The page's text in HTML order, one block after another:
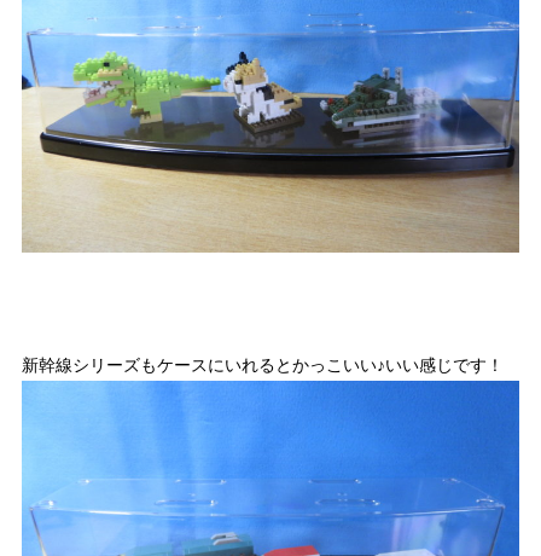
新幹線シリーズもケースにいれるとかっこいい♪いい感じです！